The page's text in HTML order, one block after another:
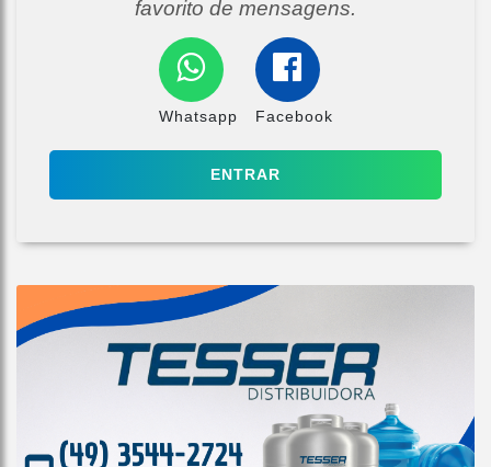
favorito de mensagens.
Whatsapp Facebook
ENTRAR